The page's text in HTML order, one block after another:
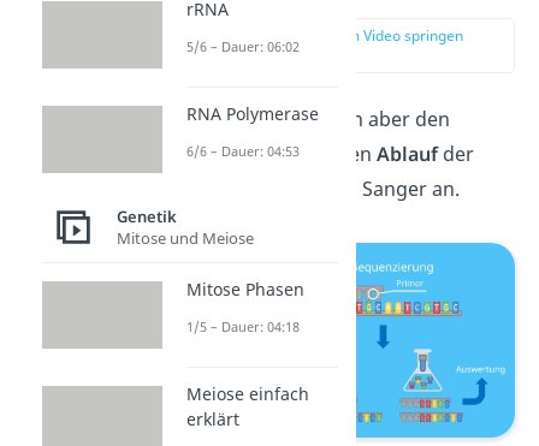
zur Stelle im Video springen
(00:51)
Schauen wir und nun aber den
genauen, allgemeinen Ablaufder
Sequenzierung nach Sanger an.
rRNA
5/6 – Dauer: 06:02
RNA Polymerase
6/6 – Dauer: 04:53
Genetik
Mitose und Meiose
Mitose Phasen
1/5 – Dauer: 04:18
Meiose einfach
erklärt